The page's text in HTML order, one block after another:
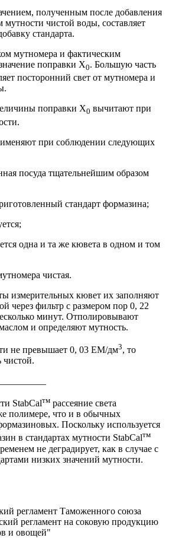
полученным после добавления
мутности чистой воды, составляет
стандарта.
мутномера и фактическим
поправки X0. Большую часть
посторонний свет от мутномера и
поправки X0 вычитают при
при соблюдении следующих
посуда тщательнейшим образом
стандарт формазина;
одна и та же кювета в одном и том
чистая.
измерительных кювет их заполняют
через фильтр с размером пор 0, 22
минут. Отполировывают
и определяют мутность.
не превышает 0, 03 EM/дм3, то
чистой.
StabCalтм рассеяние света
полимере, что и в обычных
Поскольку используется
в стандартах мутности StabCalтм
не деградирует, как в случае с
низких значений мутности.
регламент Таможенного союза
регламент на соковую продукцию
и овощей"